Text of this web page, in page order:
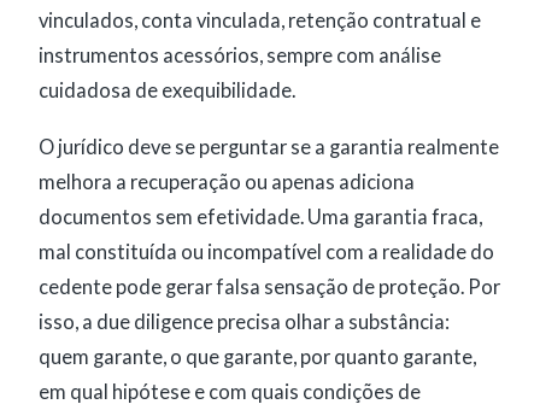
vinculados, conta vinculada, retenção contratual e
instrumentos acessórios, sempre com análise
cuidadosa de exequibilidade.
O jurídico deve se perguntar se a garantia realmente
melhora a recuperação ou apenas adiciona
documentos sem efetividade. Uma garantia fraca,
mal constituída ou incompatível com a realidade do
cedente pode gerar falsa sensação de proteção. Por
isso, a due diligence precisa olhar a substância:
quem garante, o que garante, por quanto garante,
em qual hipótese e com quais condições de